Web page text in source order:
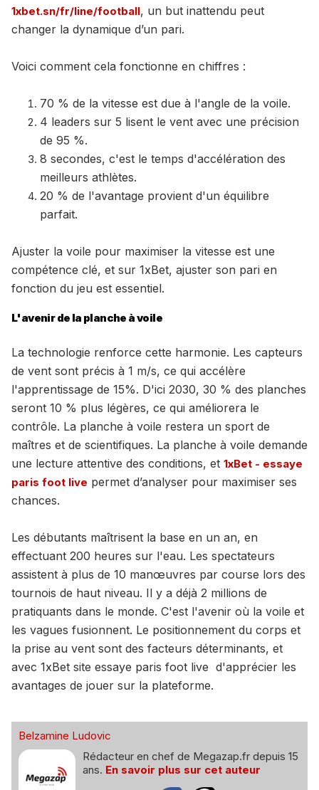
1xbet.sn/fr/line/football, un but inattendu peut
changer la dynamique d’un pari.
Voici comment cela fonctionne en chiffres :
70 % de la vitesse est due à l'angle de la voile.
4 leaders sur 5 lisent le vent avec une précision
de 95 %.
8 secondes, c'est le temps d'accélération des
meilleurs athlètes.
20 % de l'avantage provient d'un équilibre
parfait.
Ajuster la voile pour maximiser la vitesse est une
compétence clé, et sur 1xBet, ajuster son pari en
fonction du jeu est essentiel.
L'avenir de la planche à voile
La technologie renforce cette harmonie. Les capteurs
de vent sont précis à 1 m/s, ce qui accélère
l'apprentissage de 15%. D'ici 2030, 30 % des planches
seront 10 % plus légères, ce qui améliorera le
contrôle. La planche à voile restera un sport de
maîtres et de scientifiques. La planche à voile demande
une lecture attentive des conditions, et 1xBet - essaye
paris foot live permet d’analyser pour maximiser ses
chances.
Les débutants maîtrisent la base en un an, en
effectuant 200 heures sur l'eau. Les spectateurs
assistent à plus de 10 manœuvres par course lors des
tournois de haut niveau. Il y a déjà 2 millions de
pratiquants dans le monde. C'est l'avenir où la voile et
les vagues fusionnent. Le positionnement du corps et
la prise au vent sont des facteurs déterminants, et
avec 1xBet site essaye paris foot live d'apprécier les
avantages de jouer sur la plateforme.
Belzamine Ludovic
Rédacteur en chef de Megazap.fr depuis 15
ans. En savoir plus sur cet auteur